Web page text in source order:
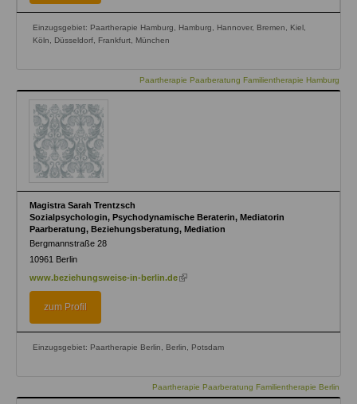
Einzugsgebiet: Paartherapie Hamburg, Hamburg, Hannover, Bremen, Kiel,
Köln, Düsseldorf, Frankfurt, München
Paartherapie Paarberatung Familientherapie Hamburg
Magistra Sarah Trentzsch
Sozialpsychologin, Psychodynamische Beraterin, Mediatorin
Paarberatung, Beziehungsberatung, Mediation
Bergmannstraße 28
10961 Berlin
www.beziehungsweise-in-berlin.de (link
zum Profil
Einzugsgebiet: Paartherapie Berlin, Berlin, Potsdam
Paartherapie Paarberatung Familientherapie Berlin